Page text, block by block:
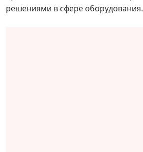
решениями в сфере оборудования.